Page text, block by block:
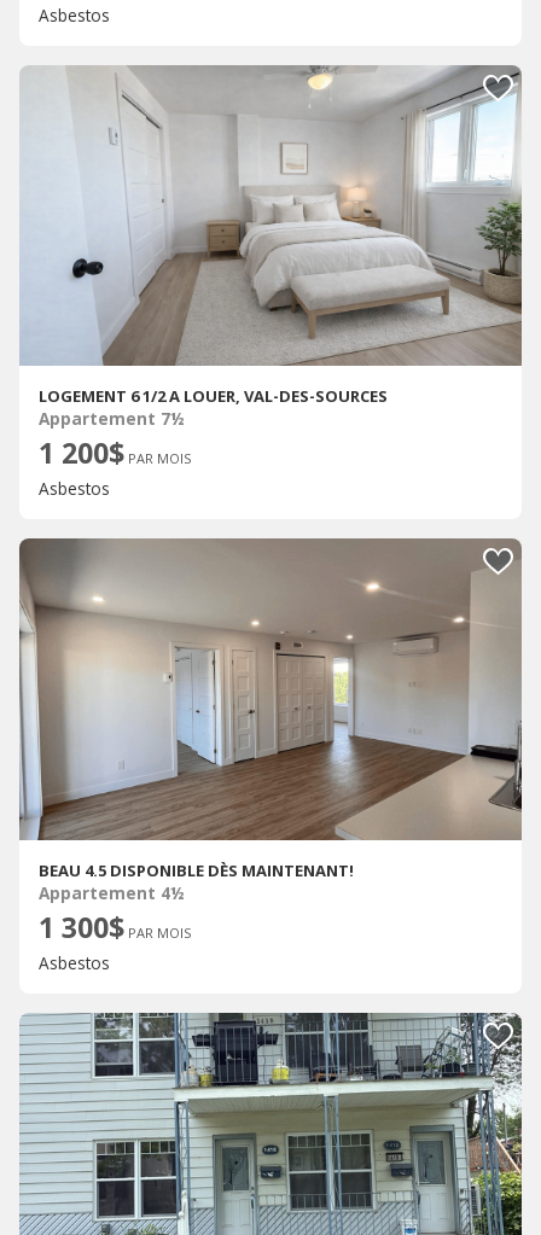
Asbestos
LOGEMENT 6 1/2 A LOUER, VAL-DES-SOURCES
Appartement 7½
1 200$ PAR MOIS
Asbestos
BEAU 4.5 DISPONIBLE DÈS MAINTENANT!
Appartement 4½
1 300$ PAR MOIS
Asbestos